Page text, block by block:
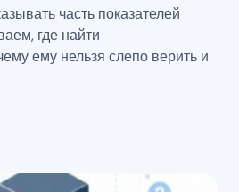
часть показателей
где найти
ему нельзя слепо верить и